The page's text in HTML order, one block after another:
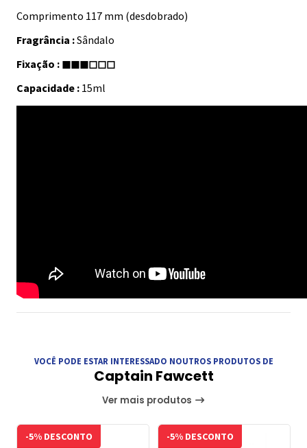
Comprimento 117 mm (desdobrado)
Fragrância :Sândalo
Fixação : ◼◼◼◻◻◻
Capacidade : 15ml
VOCÊ PODE ESTAR INTERESSADO NOUTROS PRODUTOS DE
Captain Fawcett
Ver mais produtos
-5% DESCONTO -5% DESCONTO